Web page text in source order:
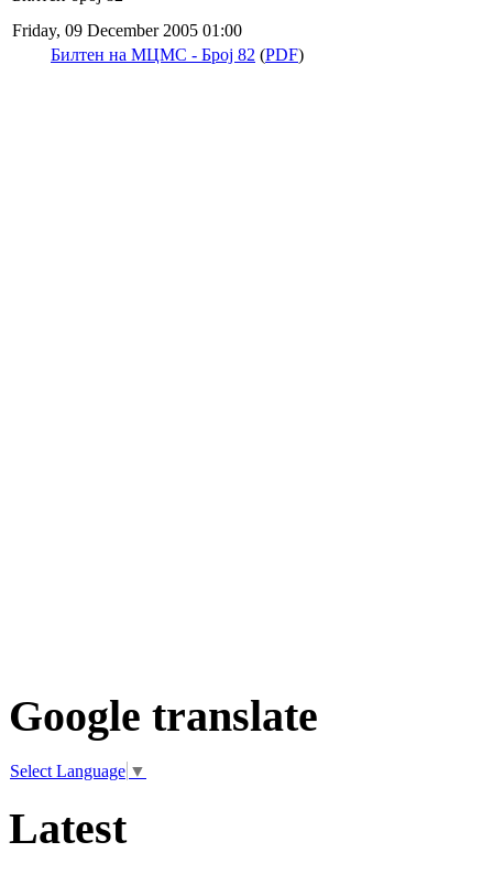
Friday, 09 December 2005 01:00
Билтен на МЦМС - Број 82 (PDF)
Google translate
Select Language ▼
Latest